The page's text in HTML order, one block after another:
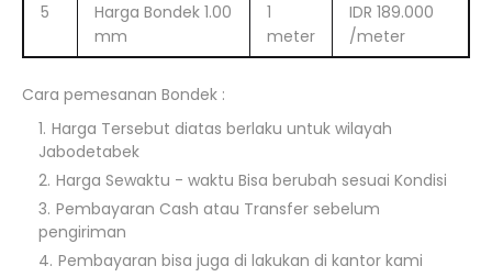
5
Harga Bondek 1.00
mm
1
meter
IDR 189.000
/meter
Cara pemesanan Bondek :
Harga Tersebut diatas berlaku untuk wilayah
Jabodetabek
Harga Sewaktu - waktu Bisa berubah sesuai Kondisi
Pembayaran Cash atau Transfer sebelum
pengiriman
Pembayaran bisa juga di lakukan di kantor kami